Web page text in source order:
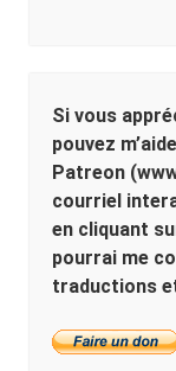
Si vous
pouvez
Patreon
courriel
en cliquant
pourrai me
traductions